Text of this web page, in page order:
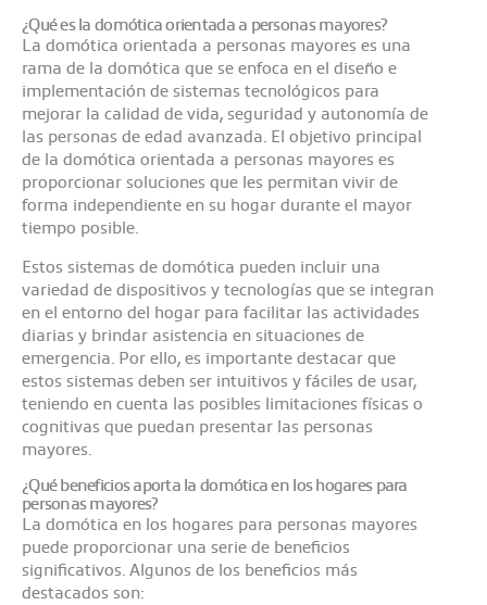
¿Qué es la domótica orientada a personas mayores?
La domótica orientada a personas mayores es una
rama de la domótica que se enfoca en el diseño e
implementación de sistemas tecnológicos para
mejorar la calidad de vida, seguridad y autonomía de
las personas de edad avanzada. El objetivo principal
de la domótica orientada a personas mayores es
proporcionar soluciones que les permitan vivir de
forma independiente en su hogar durante el mayor
tiempo posible.
Estos sistemas de domótica pueden incluir una
variedad de dispositivos y tecnologías que se integran
en el entorno del hogar para facilitar las actividades
diarias y brindar asistencia en situaciones de
emergencia. Por ello, es importante destacar que
estos sistemas deben ser intuitivos y fáciles de usar,
teniendo en cuenta las posibles limitaciones físicas o
cognitivas que puedan presentar las personas
mayores.
¿Qué beneficios aporta la domótica en los hogares para
personas mayores?
La domótica en los hogares para personas mayores
puede proporcionar una serie de beneficios
significativos. Algunos de los beneficios más
destacados son: